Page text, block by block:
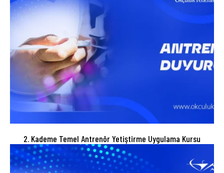
2. Kademe Temel Antrenör Yetiştirme Uygulama Kursu